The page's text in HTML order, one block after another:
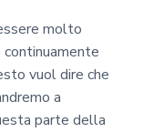
molto
vuol dire che
a
parte della